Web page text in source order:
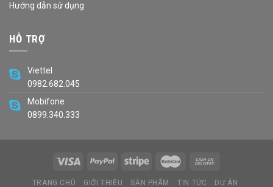
Hướng dẫn sử dụng
HỖ TRỢ
Viettel
0982.682.045
Mobifone
0899.340.333
TRANG CHỦ GIỚI THIỆU SẢN PHẨM TIN TỨC
DỰ ÁN